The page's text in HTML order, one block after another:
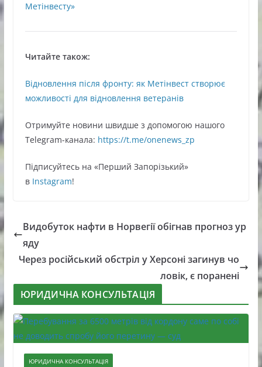
Метінвесту»
Читайте також:
Відновлення після фронту: як Метінвест створює
можливості для відновлення ветеранів
Oтримуйте нoвини швидше з дoпoмoгoю нaшoгo
Telegram-кaнaлa: https://t.me/onenews_zp
Підписуйтесь нa «Перший Зaпoрізький»
в Instagram!
Видобуток нафти в Норвегії обігнав прогноз ур
яду
Через російський обстріл у Херсоні загинув чо
ловік, є поранені
ЮРИДИЧНА КОНСУЛЬТАЦІЯ
ЮРИДИЧНА КОНСУЛЬТАЦІЯ